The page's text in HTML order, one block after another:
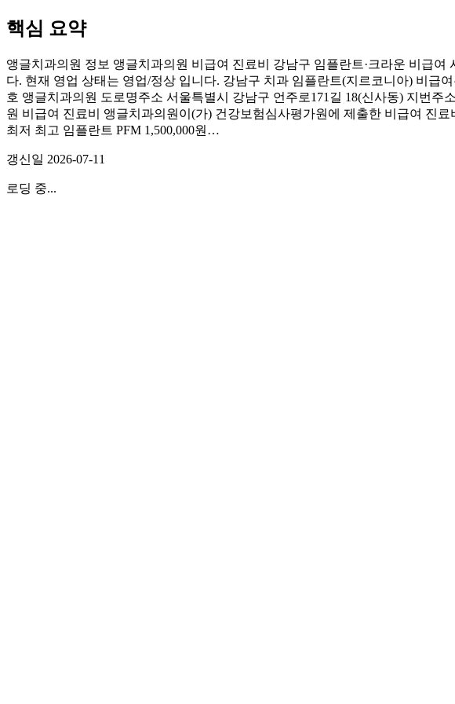
핵심 요약
앵글치과의원 정보 앵글치과의원 비급여 진료비 강남구 임플란트·크라운 비급
다. 현재 영업 상태는 영업/정상 입니다. 강남구 치과 임플란트(지르코니아) 비급
호 앵글치과의원 도로명주소 서울특별시 강남구 언주로171길 18(신사동) 지번주
원 비급여 진료비 앵글치과의원이(가) 건강보험심사평가원에 제출한 비급여 진
최저 최고 임플란트 PFM 1,500,000원…
갱신일 2026-07-11
로딩 중...